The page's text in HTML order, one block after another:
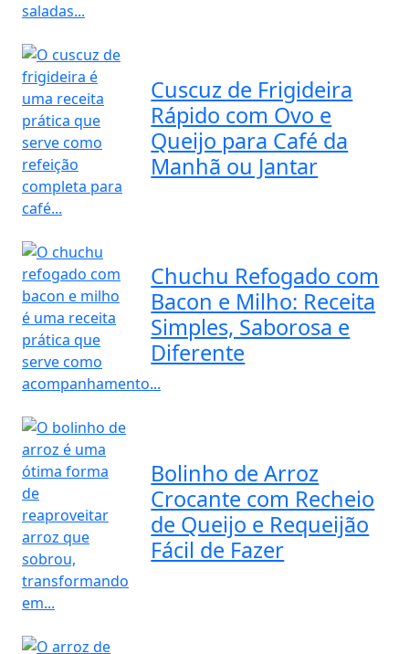
Cuscuz de Frigideira
Rápido com Ovo e
Queijo para Café da
Manhã ou Jantar
Chuchu Refogado com
Bacon e Milho: Receita
Simples, Saborosa e
Diferente
Bolinho de Arroz
Crocante com Recheio
de Queijo e Requeijão
Fácil de Fazer